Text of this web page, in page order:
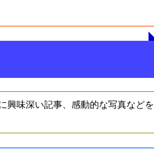
興味深い記事、感動的な写真などを